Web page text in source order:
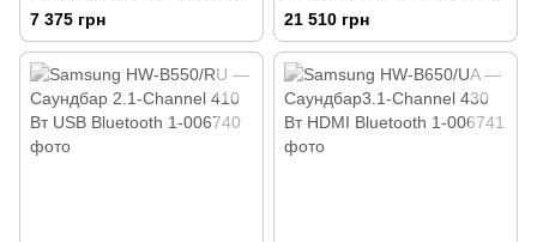
USB Bluetooth
7 375 грн
Вт HDMI Bluetooth Wi Fi
21 510 грн